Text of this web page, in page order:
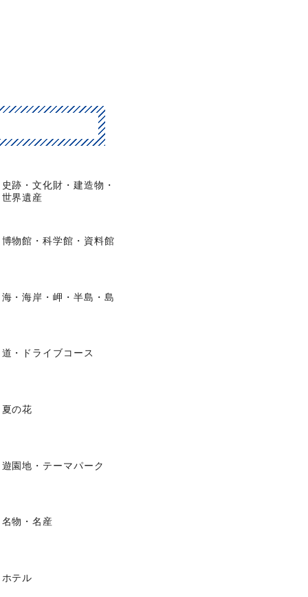
史跡・文化財・建造物・
世界遺産
博物館・科学館・資料館
海・海岸・岬・半島・島
道・ドライブコース
夏の花
遊園地・テーマパーク
名物・名産
ホテル